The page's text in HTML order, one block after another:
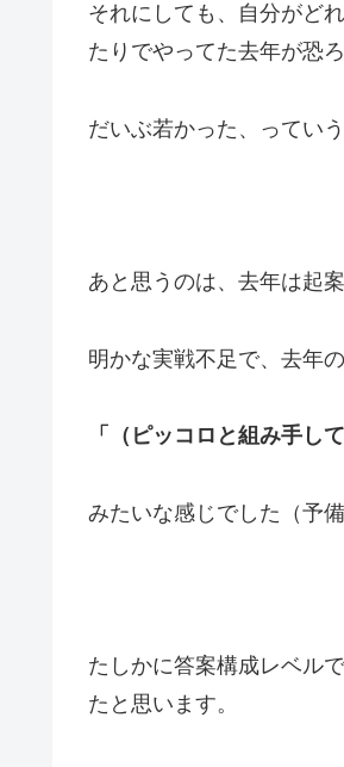
それにしても、自分がど
たりでやってた去年が恐ろ
だいぶ若かった、ってい
あと思うのは、去年は起
明かな実戦不足で、去年
「（ピッコロと組み手し
みたいな感じでした（予
たしかに答案構成レベル
たと思います。